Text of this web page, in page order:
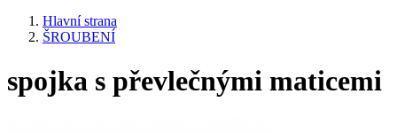
Hlavní strana
ŠROUBENÍ
spojka s převlečnými maticemi